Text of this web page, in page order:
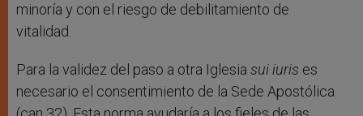
minoría y con el riesgo de debilitamiento de
vitalidad.
Para la validez del paso a otra Iglesia sui iuris es
necesario el consentimiento de la Sede Apostólica